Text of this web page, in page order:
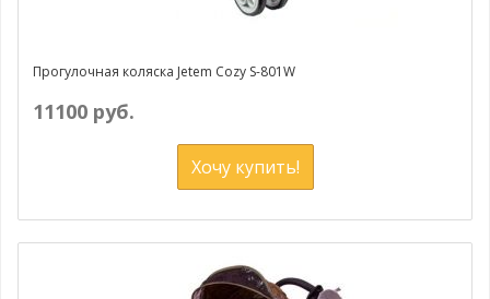
Прогулочная коляска Jetem Cozy S-801W
11100 руб.
Хочу купить!